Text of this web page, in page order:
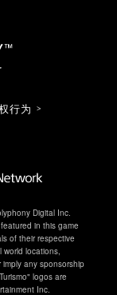
行为
Digital Inc.
in this game
of their respective
world locations,
any sponsorship
logos are
Inc.